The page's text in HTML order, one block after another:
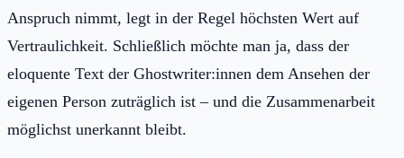
Anspruch nimmt, legt in der Regel höchsten Wert auf
Vertraulichkeit. Schließlich möchte man ja, dass der
eloquente Text der Ghostwriter:innen dem Ansehen der
eigenen Person zuträglich ist – und die Zusammenarbeit
möglichst unerkannt bleibt.